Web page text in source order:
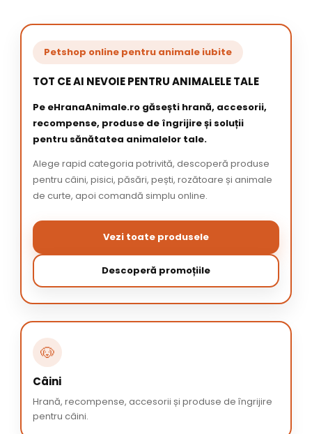
Petshop online pentru animale iubite
TOT CE AI NEVOIE PENTRU ANIMALELE TALE
Pe eHranaAnimale.ro găsești hrană, accesorii,
recompense, produse de îngrijire și soluții
pentru sănătatea animalelor tale.
Alege rapid categoria potrivită, descoperă produse
pentru câini, pisici, păsări, pești, rozătoare și animale
de curte, apoi comandă simplu online.
Vezi toate produsele
Descoperă promoțiile
🐶
Câini
Hrană, recompense, accesorii și produse de îngrijire
pentru câini.